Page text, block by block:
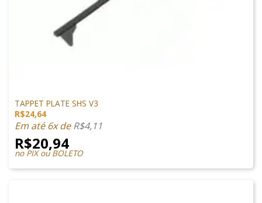
TAPPET PLATE SHS V3
R$24,64
Em até 6x deR$4,11
R$20,94
no PIX ou BOLETO